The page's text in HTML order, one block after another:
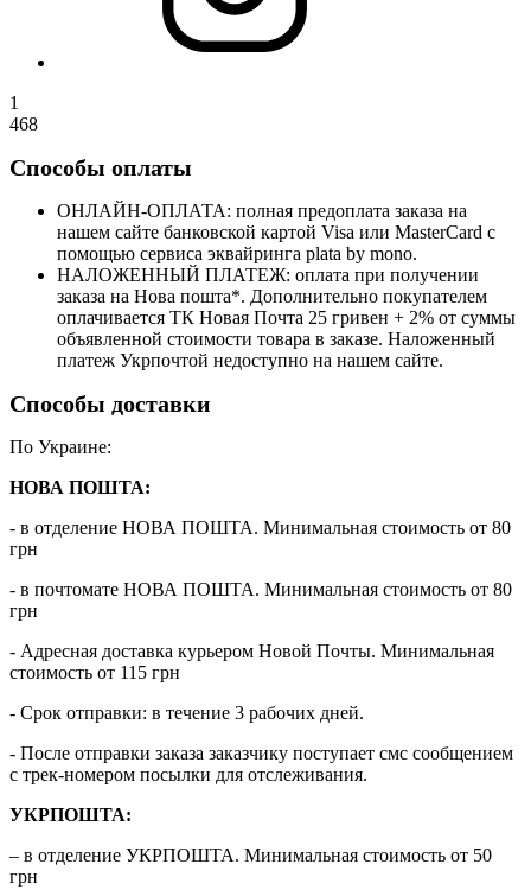
1
468
Способы оплаты
ОНЛАЙН-ОПЛАТА: полная предоплата заказа на
нашем сайте банковской картой Visa или MasterCard с
помощью сервиса эквайринга plata by mono.
НАЛОЖЕННЫЙ ПЛАТЕЖ: оплата при получении
заказа на Нова пошта*. Дополнительно покупателем
оплачивается ТК Новая Почта 25 гривен + 2% от суммы
объявленной стоимости товара в заказе. Наложенный
платеж Укрпочтой недоступно на нашем сайте.
Способы доставки
По Украине:
НОВА ПОШТА:
- в отделение НОВА ПОШТА. Минимальная стоимость от 80
грн
- в почтомате НОВА ПОШТА. Минимальная стоимость от 80
грн
- Адресная доставка курьером Новой Почты. Минимальная
стоимость от 115 грн
- Срок отправки: в течение 3 рабочих дней.
- После отправки заказа заказчику поступает смс сообщением
с трек-номером посылки для отслеживания.
УКРПОШТА:
– в отделение УКРПОШТА. Минимальная стоимость от 50
грн